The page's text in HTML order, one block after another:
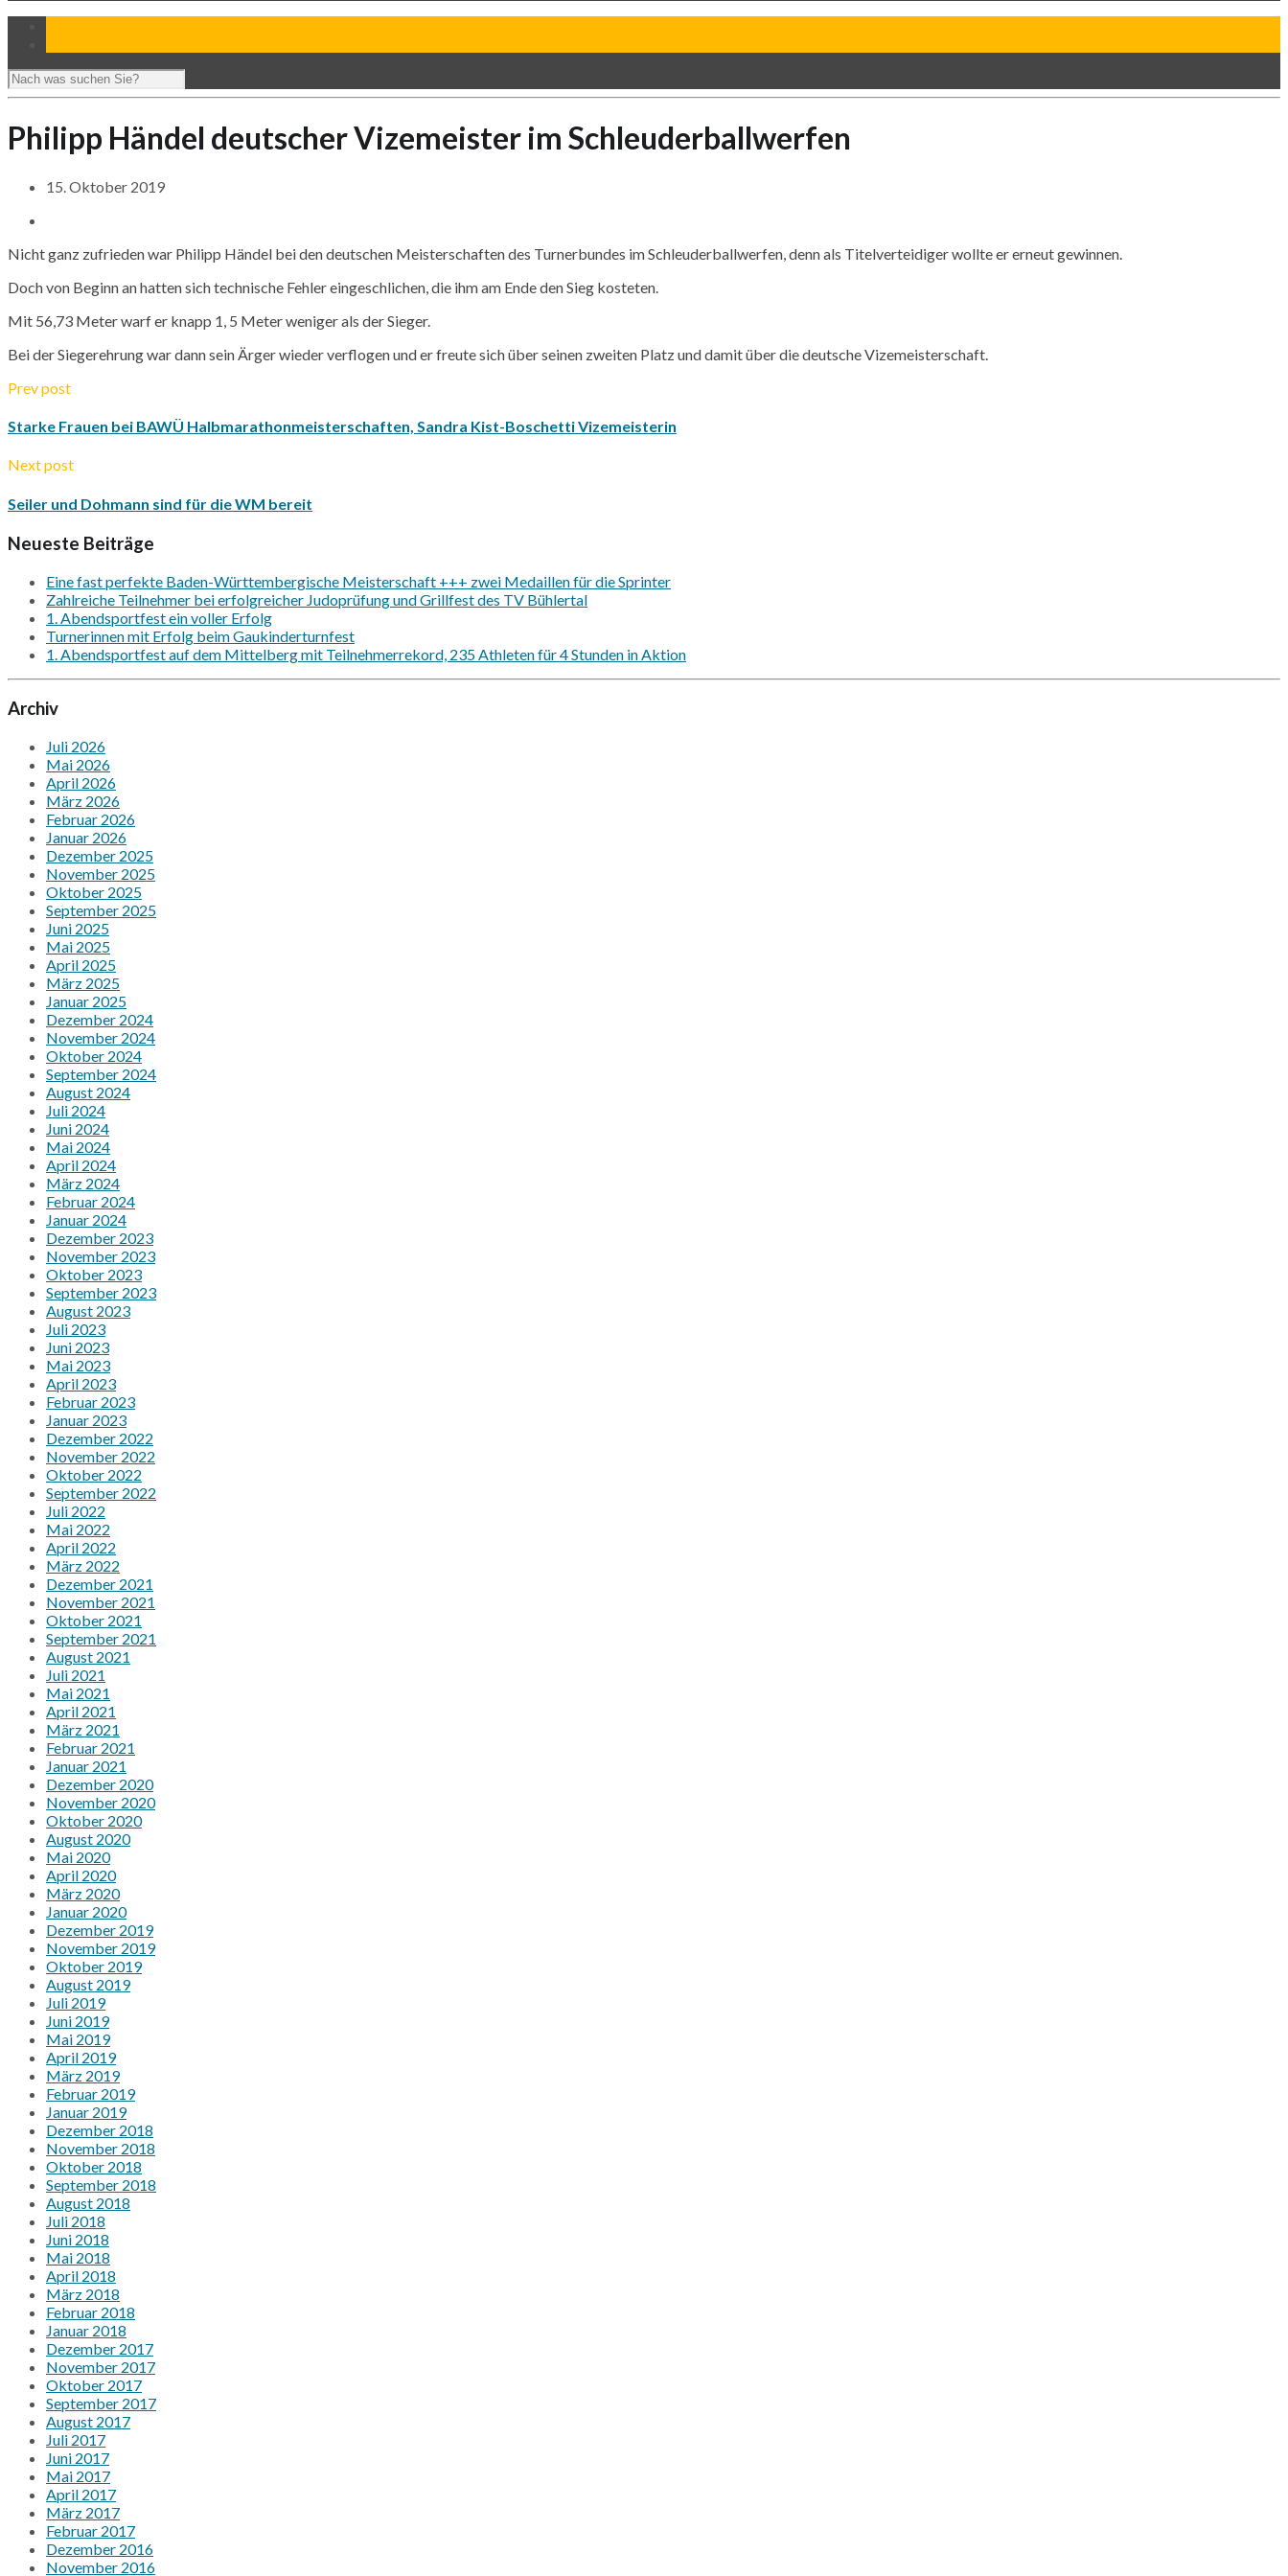
Philipp Händel deutscher Vizemeister im Schleuderballwerfen
15. Oktober 2019
Nicht ganz zufrieden war Philipp Händel bei den deutschen Meisterschaften des Turnerbundes im Schleuderballwerfen, denn als Titelverteidiger wollte er erneut gewinnen.
Doch von Beginn an hatten sich technische Fehler eingeschlichen, die ihm am Ende den Sieg kosteten.
Mit 56,73 Meter warf er knapp 1, 5 Meter weniger als der Sieger.
Bei der Siegerehrung war dann sein Ärger wieder verflogen und er freute sich über seinen zweiten Platz und damit über die deutsche Vizemeisterschaft.
Prev post
Starke Frauen bei BAWÜ Halbmarathonmeisterschaften, Sandra Kist-Boschetti Vizemeisterin
Next post
Seiler und Dohmann sind für die WM bereit
Neueste Beiträge
Eine fast perfekte Baden-Württembergische Meisterschaft +++ zwei Medaillen für die Sprinter
Zahlreiche Teilnehmer bei erfolgreicher Judoprüfung und Grillfest des TV Bühlertal
1. Abendsportfest ein voller Erfolg
Turnerinnen mit Erfolg beim Gaukinderturnfest
1. Abendsportfest auf dem Mittelberg mit Teilnehmerrekord, 235 Athleten für 4 Stunden in Aktion
Archiv
Juli 2026
Mai 2026
April 2026
März 2026
Februar 2026
Januar 2026
Dezember 2025
November 2025
Oktober 2025
September 2025
Juni 2025
Mai 2025
April 2025
März 2025
Januar 2025
Dezember 2024
November 2024
Oktober 2024
September 2024
August 2024
Juli 2024
Juni 2024
Mai 2024
April 2024
März 2024
Februar 2024
Januar 2024
Dezember 2023
November 2023
Oktober 2023
September 2023
August 2023
Juli 2023
Juni 2023
Mai 2023
April 2023
Februar 2023
Januar 2023
Dezember 2022
November 2022
Oktober 2022
September 2022
Juli 2022
Mai 2022
April 2022
März 2022
Dezember 2021
November 2021
Oktober 2021
September 2021
August 2021
Juli 2021
Mai 2021
April 2021
März 2021
Februar 2021
Januar 2021
Dezember 2020
November 2020
Oktober 2020
August 2020
Mai 2020
April 2020
März 2020
Januar 2020
Dezember 2019
November 2019
Oktober 2019
August 2019
Juli 2019
Juni 2019
Mai 2019
April 2019
März 2019
Februar 2019
Januar 2019
Dezember 2018
November 2018
Oktober 2018
September 2018
August 2018
Juli 2018
Juni 2018
Mai 2018
April 2018
März 2018
Februar 2018
Januar 2018
Dezember 2017
November 2017
Oktober 2017
September 2017
August 2017
Juli 2017
Juni 2017
Mai 2017
April 2017
März 2017
Februar 2017
Dezember 2016
November 2016